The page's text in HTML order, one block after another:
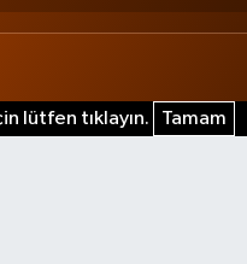
lütfen tıklayın. Tamam